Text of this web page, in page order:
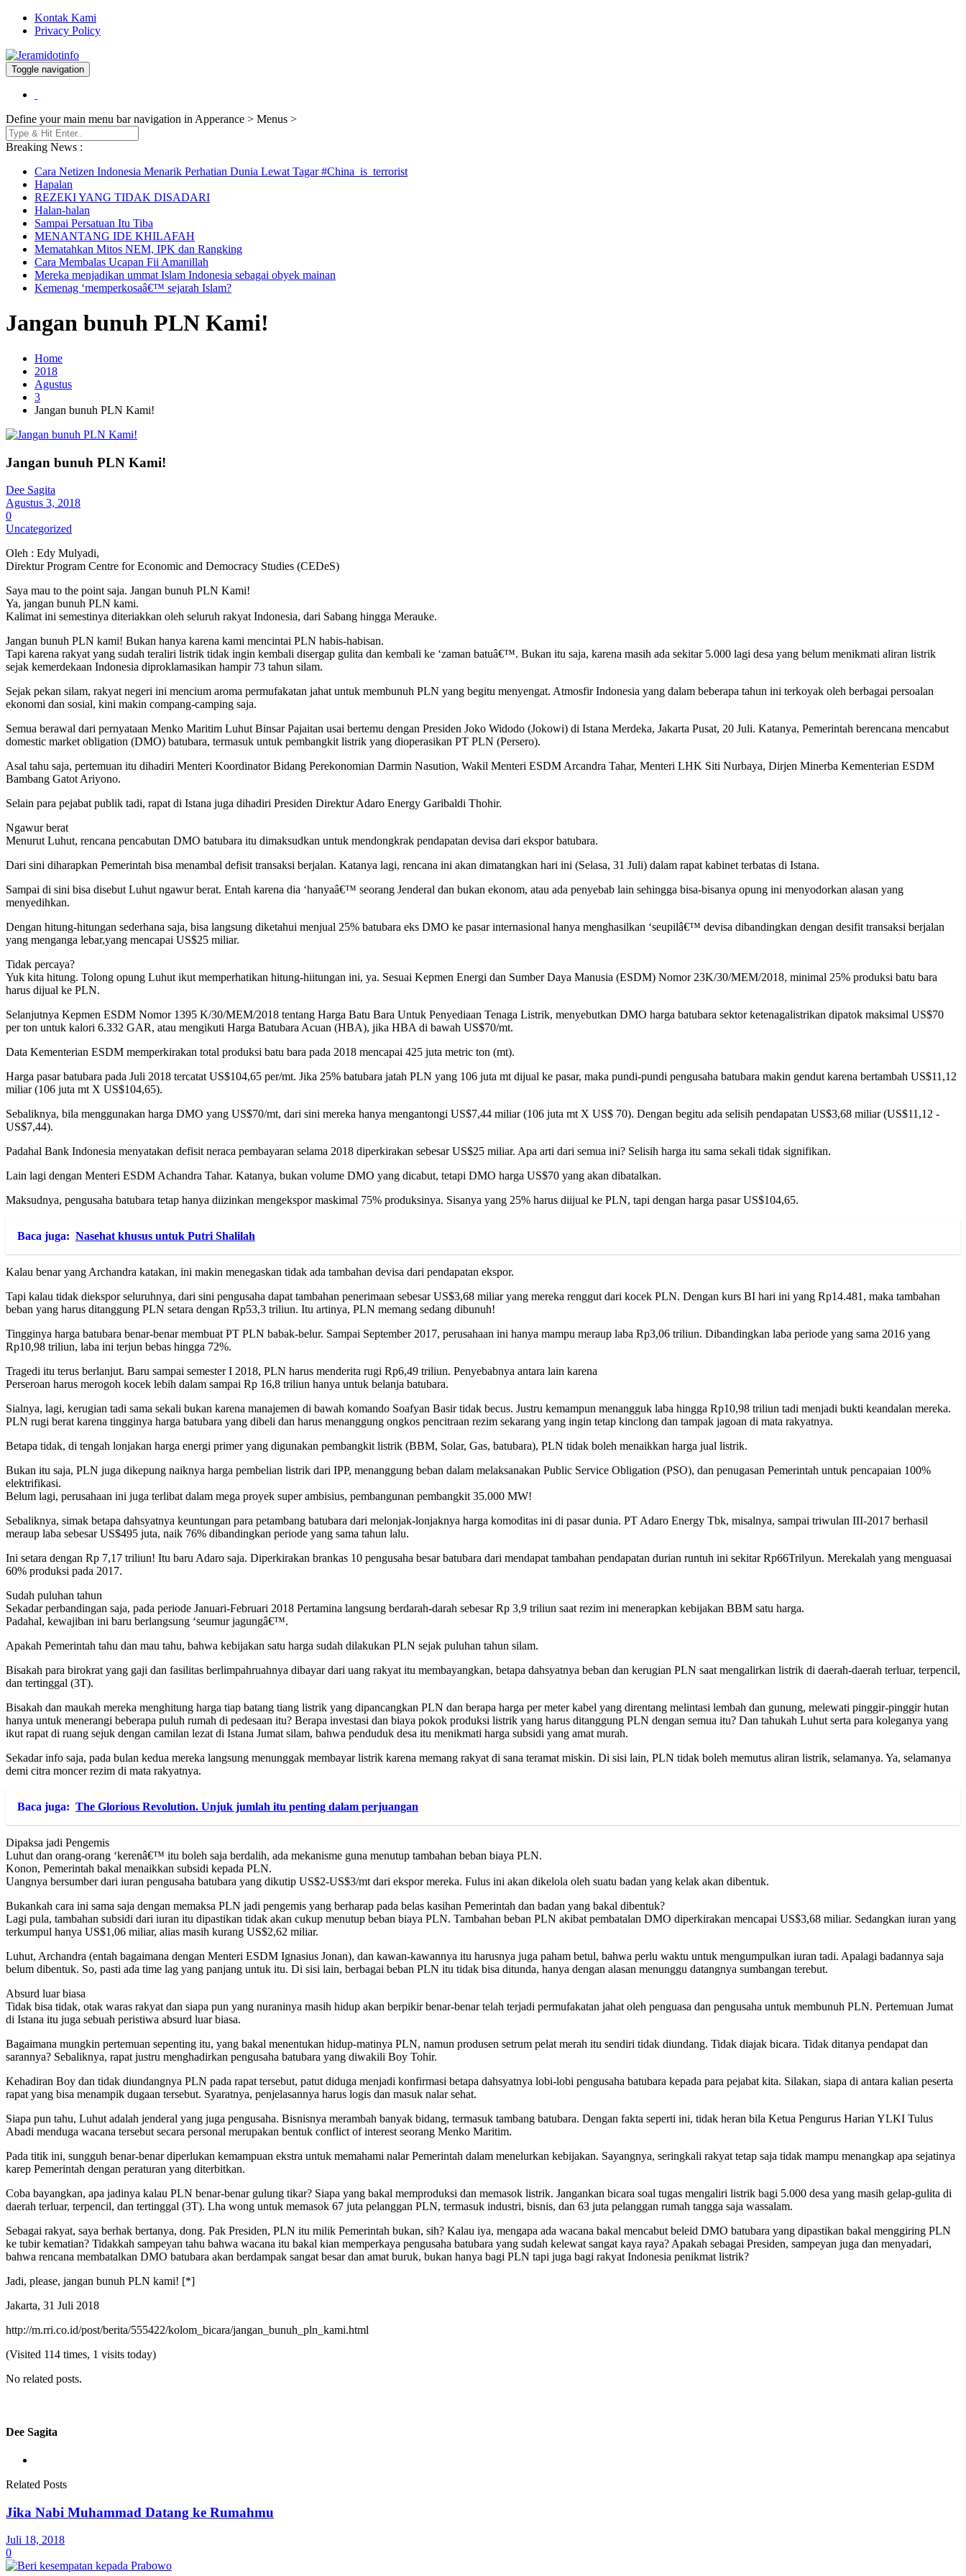
Kontak Kami
Privacy Policy
Jeramidotinfo
Berita dan Informasi Terkini
Toggle navigation
Define your main menu bar navigation in Apperance > Menus >
Breaking News :
Cara Netizen Indonesia Menarik Perhatian Dunia Lewat Tagar #China_is_terrorist
Hapalan
REZEKI YANG TIDAK DISADARI
Halan-halan
Sampai Persatuan Itu Tiba
MENANTANG IDE KHILAFAH
Mematahkan Mitos NEM, IPK dan Rangking
Cara Membalas Ucapan Fii Amanillah
Mereka menjadikan ummat Islam Indonesia sebagai obyek mainan
Kemenag ‘memperkosaâ€™ sejarah Islam?
Jangan bunuh PLN Kami!
Home
2018
Agustus
3
Jangan bunuh PLN Kami!
Jangan bunuh PLN Kami!
Dee Sagita
Agustus 3, 2018
0
Uncategorized
Oleh : Edy Mulyadi,
Direktur Program Centre for Economic and Democracy Studies (CEDeS)
Saya mau to the point saja. Jangan bunuh PLN Kami!
Ya, jangan bunuh PLN kami.
Kalimat ini semestinya diteriakkan oleh seluruh rakyat Indonesia, dari Sabang hingga Merauke.
Jangan bunuh PLN kami! Bukan hanya karena kami mencintai PLN habis-habisan.
Tapi karena rakyat yang sudah teraliri listrik tidak ingin kembali disergap gulita dan kembali ke ‘zaman batuâ€™. Bukan itu saja, karena masih ada sekitar 5.000 lagi desa yang belum menikmati aliran listrik
sejak kemerdekaan Indonesia diproklamasikan hampir 73 tahun silam.
Sejak pekan silam, rakyat negeri ini mencium aroma permufakatan jahat untuk membunuh PLN yang begitu menyengat. Atmosfir Indonesia yang dalam beberapa tahun ini terkoyak oleh berbagai persoalan
ekonomi dan sosial, kini makin compang-camping saja.
Semua berawal dari pernyataan Menko Maritim Luhut Binsar Pajaitan usai bertemu dengan Presiden Joko Widodo (Jokowi) di Istana Merdeka, Jakarta Pusat, 20 Juli. Katanya, Pemerintah berencana mencabut
domestic market obligation (DMO) batubara, termasuk untuk pembangkit listrik yang dioperasikan PT PLN (Persero).
Asal tahu saja, pertemuan itu dihadiri Menteri Koordinator Bidang Perekonomian Darmin Nasution, Wakil Menteri ESDM Arcandra Tahar, Menteri LHK Siti Nurbaya, Dirjen Minerba Kementerian ESDM
Bambang Gatot Ariyono.
Selain para pejabat publik tadi, rapat di Istana juga dihadiri Presiden Direktur Adaro Energy Garibaldi Thohir.
Ngawur berat
Menurut Luhut, rencana pencabutan DMO batubara itu dimaksudkan untuk mendongkrak pendapatan devisa dari ekspor batubara.
Dari sini diharapkan Pemerintah bisa menambal defisit transaksi berjalan. Katanya lagi, rencana ini akan dimatangkan hari ini (Selasa, 31 Juli) dalam rapat kabinet terbatas di Istana.
Sampai di sini bisa disebut Luhut ngawur berat. Entah karena dia ‘hanyaâ€™ seorang Jenderal dan bukan ekonom, atau ada penyebab lain sehingga bisa-bisanya opung ini menyodorkan alasan yang
menyedihkan.
Dengan hitung-hitungan sederhana saja, bisa langsung diketahui menjual 25% batubara eks DMO ke pasar internasional hanya menghasilkan ‘seupilâ€™ devisa dibandingkan dengan desifit transaksi berjalan
yang menganga lebar,yang mencapai US$25 miliar.
Tidak percaya?
Yuk kita hitung. Tolong opung Luhut ikut memperhatikan hitung-hiitungan ini, ya. Sesuai Kepmen Energi dan Sumber Daya Manusia (ESDM) Nomor 23K/30/MEM/2018, minimal 25% produksi batu bara
harus dijual ke PLN.
Selanjutnya Kepmen ESDM Nomor 1395 K/30/MEM/2018 tentang Harga Batu Bara Untuk Penyediaan Tenaga Listrik, menyebutkan DMO harga batubara sektor ketenagalistrikan dipatok maksimal US$70
per ton untuk kalori 6.332 GAR, atau mengikuti Harga Batubara Acuan (HBA), jika HBA di bawah US$70/mt.
Data Kementerian ESDM memperkirakan total produksi batu bara pada 2018 mencapai 425 juta metric ton (mt).
Harga pasar batubara pada Juli 2018 tercatat US$104,65 per/mt. Jika 25% batubara jatah PLN yang 106 juta mt dijual ke pasar, maka pundi-pundi pengusaha batubara makin gendut karena bertambah US$11,12
miliar (106 juta mt X US$104,65).
Sebaliknya, bila menggunakan harga DMO yang US$70/mt, dari sini mereka hanya mengantongi US$7,44 miliar (106 juta mt X US$ 70). Dengan begitu ada selisih pendapatan US$3,68 miliar (US$11,12 -
US$7,44).
Padahal Bank Indonesia menyatakan defisit neraca pembayaran selama 2018 diperkirakan sebesar US$25 miliar. Apa arti dari semua ini? Selisih harga itu sama sekali tidak signifikan.
Lain lagi dengan Menteri ESDM Achandra Tahar. Katanya, bukan volume DMO yang dicabut, tetapi DMO harga US$70 yang akan dibatalkan.
Maksudnya, pengusaha batubara tetap hanya diizinkan mengekspor maskimal 75% produksinya. Sisanya yang 25% harus diijual ke PLN, tapi dengan harga pasar US$104,65.
Baca juga: Nasehat khusus untuk Putri Shalilah
Kalau benar yang Archandra katakan, ini makin menegaskan tidak ada tambahan devisa dari pendapatan ekspor.
Tapi kalau tidak diekspor seluruhnya, dari sini pengusaha dapat tambahan penerimaan sebesar US$3,68 miliar yang mereka renggut dari kocek PLN. Dengan kurs BI hari ini yang Rp14.481, maka tambahan
beban yang harus ditanggung PLN setara dengan Rp53,3 triliun. Itu artinya, PLN memang sedang dibunuh!
Tingginya harga batubara benar-benar membuat PT PLN babak-belur. Sampai September 2017, perusahaan ini hanya mampu meraup laba Rp3,06 triliun. Dibandingkan laba periode yang sama 2016 yang
Rp10,98 triliun, laba ini terjun bebas hingga 72%.
Tragedi itu terus berlanjut. Baru sampai semester I 2018, PLN harus menderita rugi Rp6,49 triliun. Penyebabnya antara lain karena
Perseroan harus merogoh kocek lebih dalam sampai Rp 16,8 triliun hanya untuk belanja batubara.
Sialnya, lagi, kerugian tadi sama sekali bukan karena manajemen di bawah komando Soafyan Basir tidak becus. Justru kemampun menangguk laba hingga Rp10,98 triliun tadi menjadi bukti keandalan mereka.
PLN rugi berat karena tingginya harga batubara yang dibeli dan harus menanggung ongkos pencitraan rezim sekarang yang ingin tetap kinclong dan tampak jagoan di mata rakyatnya.
Betapa tidak, di tengah lonjakan harga energi primer yang digunakan pembangkit listrik (BBM, Solar, Gas, batubara), PLN tidak boleh menaikkan harga jual listrik.
Bukan itu saja, PLN juga dikepung naiknya harga pembelian listrik dari IPP, menanggung beban dalam melaksanakan Public Service Obligation (PSO), dan penugasan Pemerintah untuk pencapaian 100%
elektrifikasi.
Belum lagi, perusahaan ini juga terlibat dalam mega proyek super ambisius, pembangunan pembangkit 35.000 MW!
Sebaliknya, simak betapa dahsyatnya keuntungan para petambang batubara dari melonjak-lonjaknya harga komoditas ini di pasar dunia. PT Adaro Energy Tbk, misalnya, sampai triwulan III-2017 berhasil
meraup laba sebesar US$495 juta, naik 76% dibandingkan periode yang sama tahun lalu.
Ini setara dengan Rp 7,17 triliun! Itu baru Adaro saja. Diperkirakan brankas 10 pengusaha besar batubara dari mendapat tambahan pendapatan durian runtuh ini sekitar Rp66Trilyun. Merekalah yang menguasai
60% produksi pada 2017.
Sudah puluhan tahun
Sekadar perbandingan saja, pada periode Januari-Februari 2018 Pertamina langsung berdarah-darah sebesar Rp 3,9 triliun saat rezim ini menerapkan kebijakan BBM satu harga.
Padahal, kewajiban ini baru berlangsung ‘seumur jagungâ€™.
Apakah Pemerintah tahu dan mau tahu, bahwa kebijakan satu harga sudah dilakukan PLN sejak puluhan tahun silam.
Bisakah para birokrat yang gaji dan fasilitas berlimpahruahnya dibayar dari uang rakyat itu membayangkan, betapa dahsyatnya beban dan kerugian PLN saat mengalirkan listrik di daerah-daerah terluar, terpencil,
dan tertinggal (3T).
Bisakah dan maukah mereka menghitung harga tiap batang tiang listrik yang dipancangkan PLN dan berapa harga per meter kabel yang direntang melintasi lembah dan gunung, melewati pinggir-pinggir hutan
hanya untuk menerangi beberapa puluh rumah di pedesaan itu? Berapa investasi dan biaya pokok produksi listrik yang harus ditanggung PLN dengan semua itu? Dan tahukah Luhut serta para koleganya yang
ikut rapat di ruang sejuk dengan camilan lezat di Istana Jumat silam, bahwa penduduk desa itu menikmati harga subsidi yang amat murah.
Sekadar info saja, pada bulan kedua mereka langsung menunggak membayar listrik karena memang rakyat di sana teramat miskin. Di sisi lain, PLN tidak boleh memutus aliran listrik, selamanya. Ya, selamanya
demi citra moncer rezim di mata rakyatnya.
Baca juga: The Glorious Revolution. Unjuk jumlah itu penting dalam perjuangan
Dipaksa jadi Pengemis
Luhut dan orang-orang ‘kerenâ€™ itu boleh saja berdalih, ada mekanisme guna menutup tambahan beban biaya PLN.
Konon, Pemerintah bakal menaikkan subsidi kepada PLN.
Uangnya bersumber dari iuran pengusaha batubara yang dikutip US$2-US$3/mt dari ekspor mereka. Fulus ini akan dikelola oleh suatu badan yang kelak akan dibentuk.
Bukankah cara ini sama saja dengan memaksa PLN jadi pengemis yang berharap pada belas kasihan Pemerintah dan badan yang bakal dibentuk?
Lagi pula, tambahan subsidi dari iuran itu dipastikan tidak akan cukup menutup beban biaya PLN. Tambahan beban PLN akibat pembatalan DMO diperkirakan mencapai US$3,68 miliar. Sedangkan iuran yang
terkumpul hanya US$1,06 miliar, alias masih kurang US$2,62 miliar.
Luhut, Archandra (entah bagaimana dengan Menteri ESDM Ignasius Jonan), dan kawan-kawannya itu harusnya juga paham betul, bahwa perlu waktu untuk mengumpulkan iuran tadi. Apalagi badannya saja
belum dibentuk. So, pasti ada time lag yang panjang untuk itu. Di sisi lain, berbagai beban PLN itu tidak bisa ditunda, hanya dengan alasan menunggu datangnya sumbangan terebut.
Absurd luar biasa
Tidak bisa tidak, otak waras rakyat dan siapa pun yang nuraninya masih hidup akan berpikir benar-benar telah terjadi permufakatan jahat oleh penguasa dan pengusaha untuk membunuh PLN. Pertemuan Jumat
di Istana itu juga sebuah peristiwa absurd luar biasa.
Bagaimana mungkin pertemuan sepenting itu, yang bakal menentukan hidup-matinya PLN, namun produsen setrum pelat merah itu sendiri tidak diundang. Tidak diajak bicara. Tidak ditanya pendapat dan
sarannya? Sebaliknya, rapat justru menghadirkan pengusaha batubara yang diwakili Boy Tohir.
Kehadiran Boy dan tidak diundangnya PLN pada rapat tersebut, patut diduga menjadi konfirmasi betapa dahsyatnya lobi-lobi pengusaha batubara kepada para pejabat kita. Silakan, siapa di antara kalian peserta
rapat yang bisa menampik dugaan tersebut. Syaratnya, penjelasannya harus logis dan masuk nalar sehat.
Siapa pun tahu, Luhut adalah jenderal yang juga pengusaha. Bisnisnya merambah banyak bidang, termasuk tambang batubara. Dengan fakta seperti ini, tidak heran bila Ketua Pengurus Harian YLKI Tulus
Abadi menduga wacana tersebut secara personal merupakan bentuk conflict of interest seorang Menko Maritim.
Pada titik ini, sungguh benar-benar diperlukan kemampuan ekstra untuk memahami nalar Pemerintah dalam menelurkan kebijakan. Sayangnya, seringkali rakyat tetap saja tidak mampu menangkap apa sejatinya
karep Pemerintah dengan peraturan yang diterbitkan.
Coba bayangkan, apa jadinya kalau PLN benar-benar gulung tikar? Siapa yang bakal memproduksi dan memasok listrik. Jangankan bicara soal tugas mengaliri listrik bagi 5.000 desa yang masih gelap-gulita di
daerah terluar, terpencil, dan tertinggal (3T). Lha wong untuk memasok 67 juta pelanggan PLN, termasuk industri, bisnis, dan 63 juta pelanggan rumah tangga saja wassalam.
Sebagai rakyat, saya berhak bertanya, dong. Pak Presiden, PLN itu milik Pemerintah bukan, sih? Kalau iya, mengapa ada wacana bakal mencabut beleid DMO batubara yang dipastikan bakal menggiring PLN
ke tubir kematian? Tidakkah sampeyan tahu bahwa wacana itu bakal kian memperkaya pengusaha batubara yang sudah kelewat sangat kaya raya? Apakah sebagai Presiden, sampeyan juga dan menyadari,
bahwa rencana membatalkan DMO batubara akan berdampak sangat besar dan amat buruk, bukan hanya bagi PLN tapi juga bagi rakyat Indonesia penikmat listrik?
Jadi, please, jangan bunuh PLN kami! [*]
Jakarta, 31 Juli 2018
http://m.rri.co.id/post/berita/555422/kolom_bicara/jangan_bunuh_pln_kami.html
(Visited 114 times, 1 visits today)
No related posts.
Dee Sagita
Related Posts
Jika Nabi Muhammad Datang ke Rumahmu
Juli 18, 2018
0